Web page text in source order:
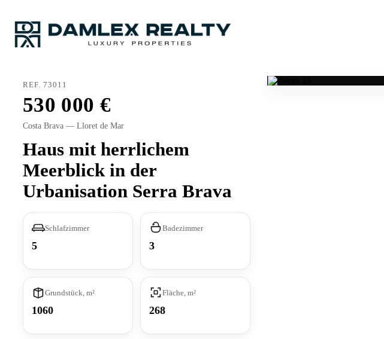
REF. 73011
530 000
Costa Brava — Lloret de Mar
Haus mit herrlichem
Meerblick in der
Urbanisation Serra Brava
Schlafzimmer
5
Badezimmer
3
Grundstück, m²
1060
Fläche, m²
268